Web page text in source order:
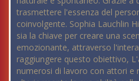
trasmettere l'essenza del
coinvolgente. Sophia Lauchlin
sia la chiave per creare una
emozionante, attraverso
raggiungere questo obiettivo,
numerosi di lavoro con attori e